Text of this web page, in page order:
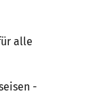
alle
-